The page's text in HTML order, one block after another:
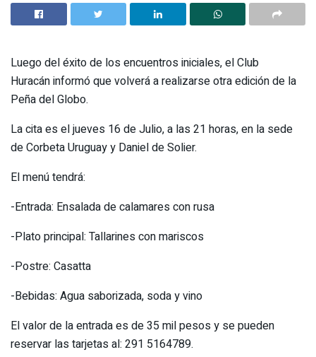
Luego del éxito de los encuentros iniciales, el Club
Huracán informó que volverá a realizarse otra edición de la
Peña del Globo.
La cita es el jueves 16 de Julio, a las 21 horas, en la sede
de Corbeta Uruguay y Daniel de Solier.
El menú tendrá:
-Entrada: Ensalada de calamares con rusa
-Plato principal: Tallarines con mariscos
-Postre: Casatta
-Bebidas: Agua saborizada, soda y vino
El valor de la entrada es de 35 mil pesos y se pueden
reservar las tarjetas al: 291 5164789.